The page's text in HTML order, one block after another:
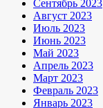
Сентябрь 2023
Август 2023
Июль 2023
Июнь 2023
Май 2023
Апрель 2023
Март 2023
Февраль 2023
Январь 2023